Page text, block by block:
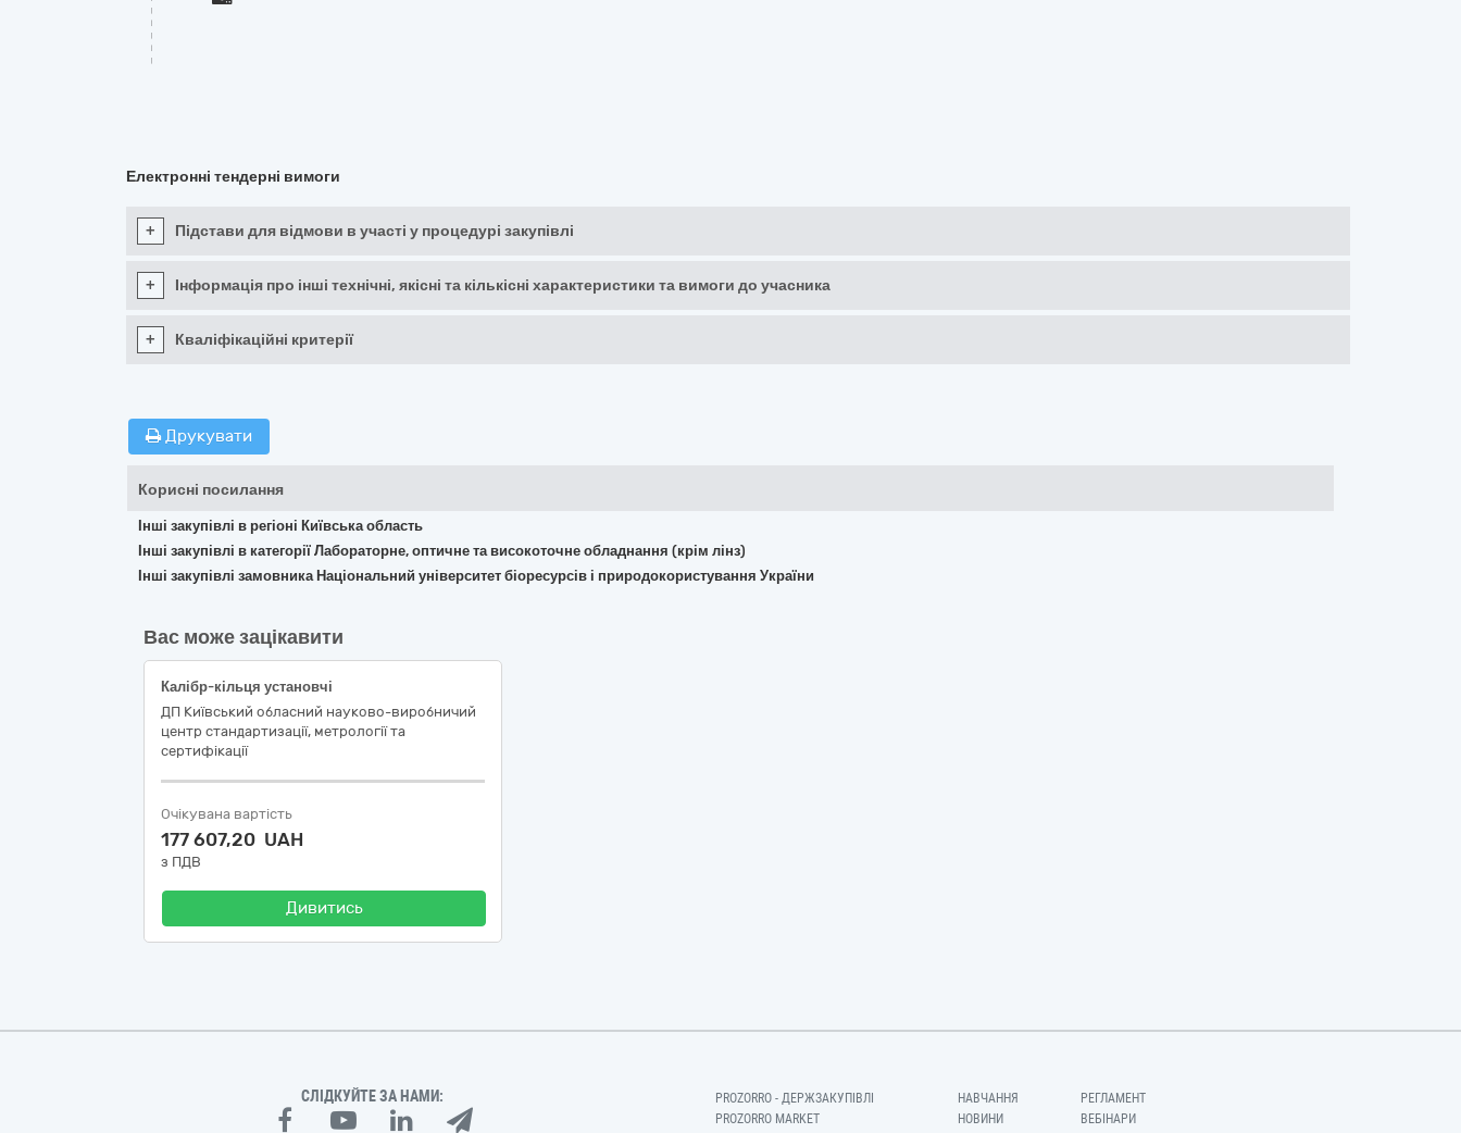
Електронні тендерні вимоги
+ Підстави для відмови в участі у процедурі закупівлі
+ Інформація про інші технічні, якісні та кількісні характеристики та вимоги до учасника
+ Кваліфікаційні критерії
Друкувати
Корисні посилання
Інші закупівлі в регіоні Київська область
Інші закупівлі в категорії Лабораторне, оптичне та високоточне обладнання (крім лінз)
Інші закупівлі замовника Національний університет біоресурсів і природокористування України
Вас може зацікавити
Калібр-кільця установчі
ДП Київський обласний науково-виробничий
центр стандартизації, метрології та
сертифікації
Очікувана вартість
177 607,20 UAH
з ПДВ
Дивитись
СЛІДКУЙТЕ ЗА НАМИ:
PROZORRO - ДЕРЖЗАКУПІВЛІ
PROZORRO MARKET
НАВЧАННЯ
НОВИНИ
РЕГЛАМЕНТ
ВЕБІНАРИ